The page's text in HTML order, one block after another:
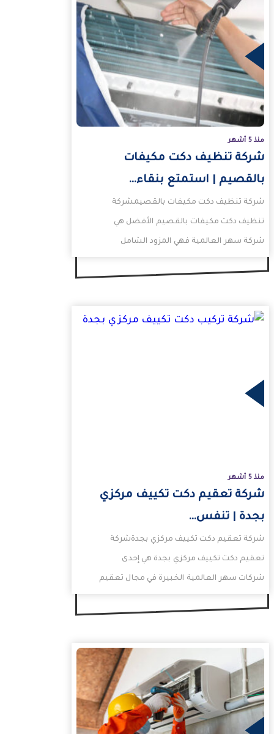
منذ 5 أشهر
شركة تنظيف دكت مكيفات
بالقصيم | استمتع بنقاء…
شركة تنظيف دكت مكيفات بالقصيمشركة
تنظيف دكت مكيفات بالقصيم الأفضل هي
شركة سهر العالمية فهي المزود الشامل
منذ 5 أشهر
شركة تعقيم دكت تكييف مركزي
بجدة | تنفس…
شركة تعقيم دكت تكييف مركزي بجدةشركة
تعقيم دكت تكييف مركزي بجدة هي إحدى
شركات سهر العالمية الخبيرة في مجال تعقيم